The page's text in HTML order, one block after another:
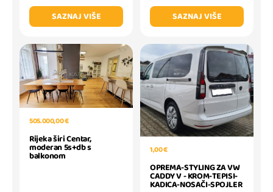
SAZNAJ VIŠE
SAZNAJ VIŠE
505.000,00 €
Rijeka širi Centar,
moderan 5s+db s
balkonom 1,00 €
OPREMA-STYLING ZA VW
CADDY V - KROM-TEPISI-
KADICA-NOSAČI-SPOJLER